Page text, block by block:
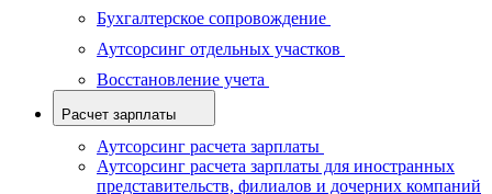
Бухгалтерское сопровождение
Аутсорсинг отдельных участков
Восстановление учета
Расчет зарплаты
Аутсорсинг расчета зарплаты
Аутсорсинг расчета зарплаты для иностранных
представительств, филиалов и дочерних компаний